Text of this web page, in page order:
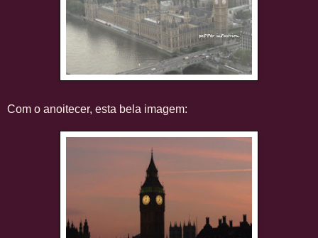
Com o anoitecer, esta bela imagem: